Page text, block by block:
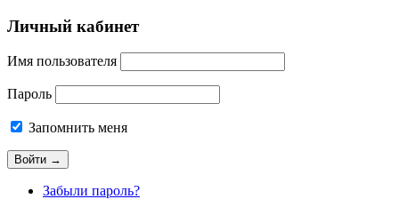
Личный кабинет
Имя пользователя
Пароль
Запомнить меня
Забыли пароль?